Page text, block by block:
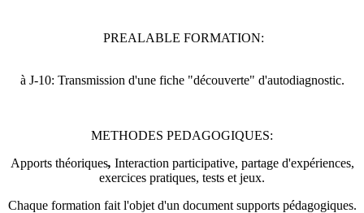
PREALABLE FORMATION:
à J-10: Transmission d'une fiche "découverte" d'autodiagnostic.
METHODES PEDAGOGIQUES:
Apports théoriques, Interaction participative, partage d'expériences,
exercices pratiques, tests et jeux.
Chaque formation fait l'objet d'un document supports pédagogiques.